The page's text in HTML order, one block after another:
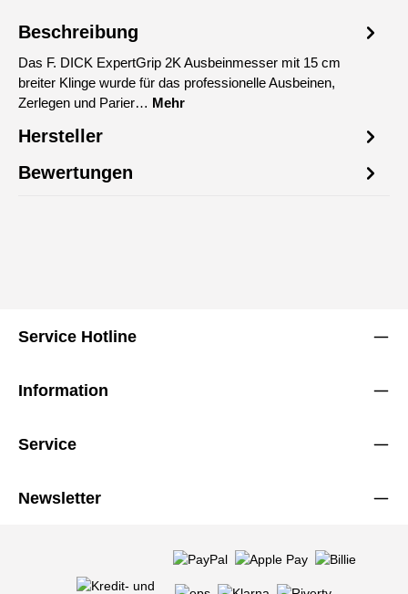
Beschreibung
Das F. DICK ExpertGrip 2K Ausbeinmesser mit 15 cm
breiter Klinge wurde für das professionelle Ausbeinen,
Zerlegen und Parier… Mehr
Hersteller
Bewertungen
Service Hotline
Information
Service
Newsletter